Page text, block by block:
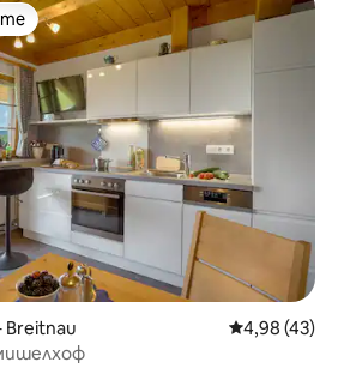
на гостите
Breitnau Средна
4,98 (43)